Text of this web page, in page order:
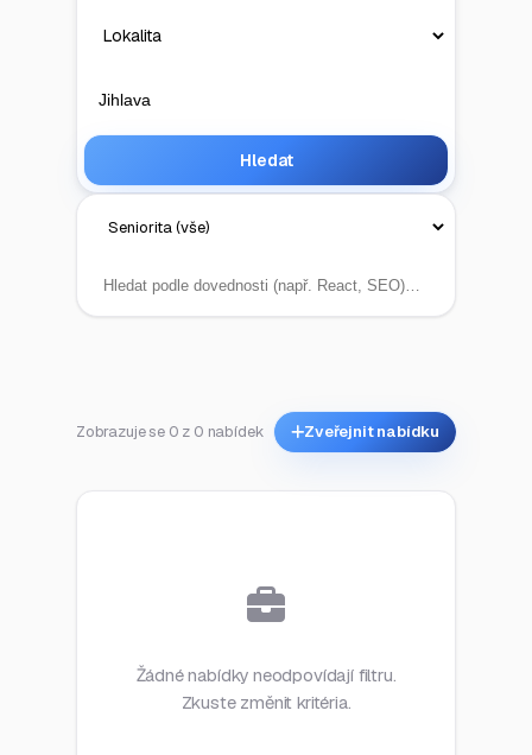
Hledat
Zobrazuje se 0 z 0 nabídek Zveřejnit nabídku
Žádné nabídky neodpovídají filtru.
Zkuste změnit kritéria.